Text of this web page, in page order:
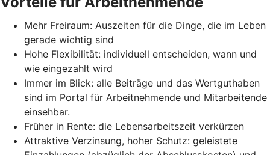
Mehr Freiraum: Auszeiten für die Dinge, die im Leben
gerade wichtig sind
Hohe Flexibilität: individuell entscheiden, wann und
wie eingezahlt wird
Immer im Blick: alle Beiträge und das Wertguthaben
sind im Portal für Arbeitnehmende und Mitarbeitende
einsehbar.
Früher in Rente: die Lebensarbeitszeit verkürzen
Attraktive Verzinsung, hoher Schutz: geleistete